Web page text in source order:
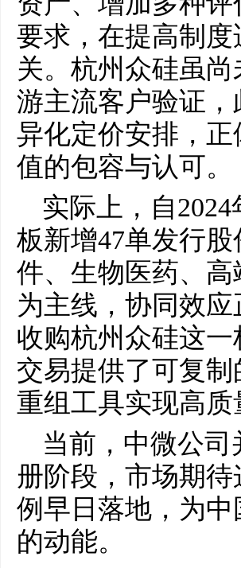
要求，在提高制
关。杭州众硅虽
游主流客户验证
异化定价安排，
值的包容与认可。
实际上，自
板新增47单发行
件、生物医药、
为主线，协同效
收购杭州众硅这
交易提供了可复
重组工具实现高
当前，中微公
册阶段，市场期
例早日落地，为
的动能。